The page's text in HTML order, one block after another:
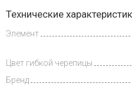
и оплата
Технические
Элемент
Цвет гибкой черепицы
Бренд